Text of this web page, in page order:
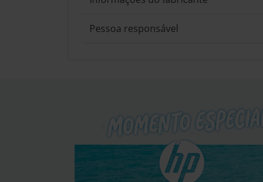
Pessoa responsável